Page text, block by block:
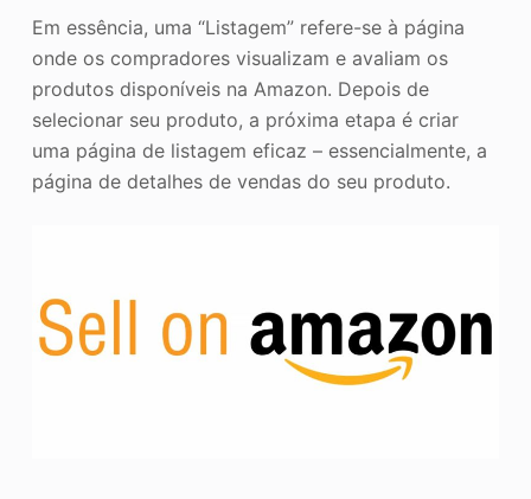
Em essência, uma “Listagem” refere-se à página
onde os compradores visualizam e avaliam os
produtos disponíveis na Amazon. Depois de
selecionar seu produto, a próxima etapa é criar
uma página de listagem eficaz – essencialmente, a
página de detalhes de vendas do seu produto.